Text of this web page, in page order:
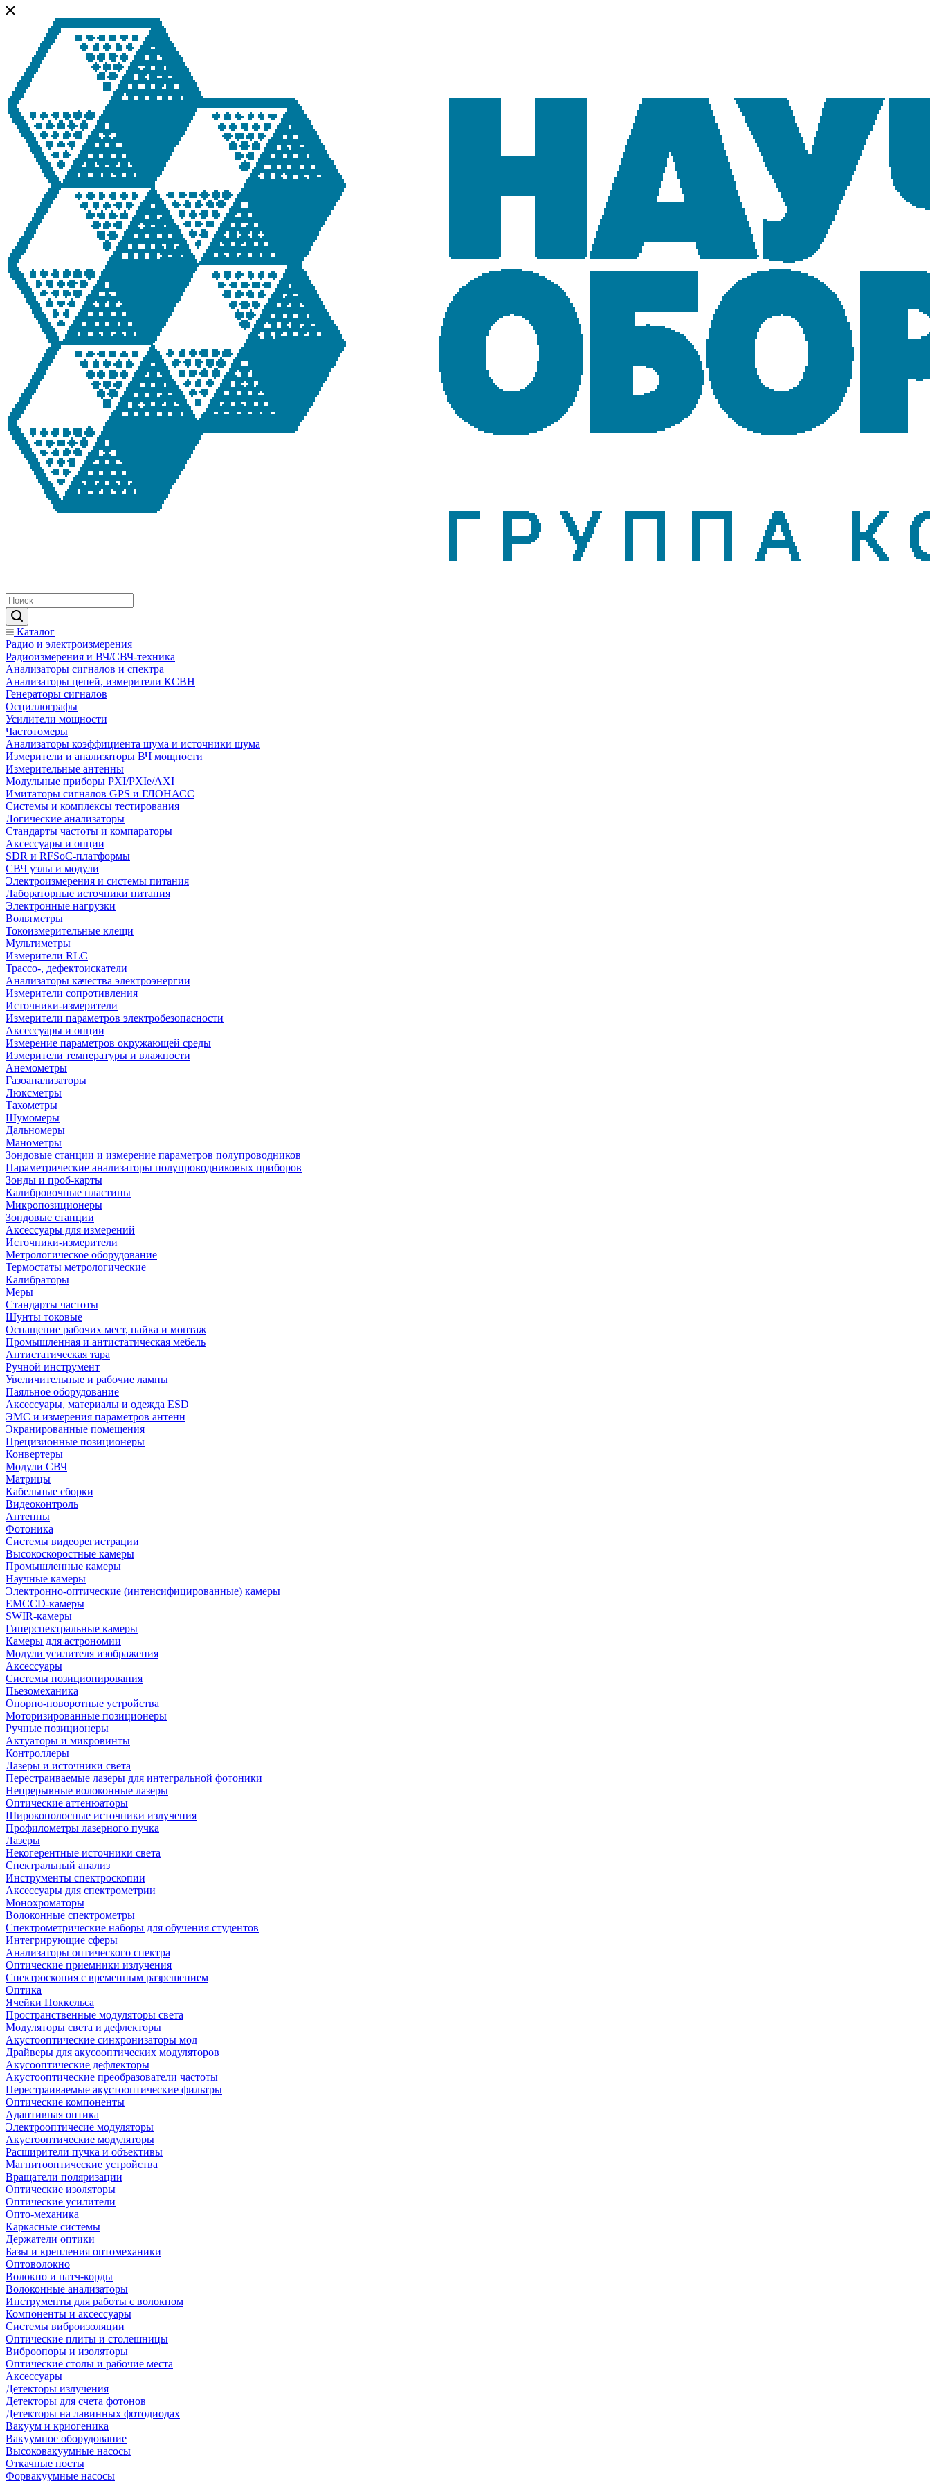
Каталог
Радио и электроизмерения
Радиоизмерения и ВЧ/СВЧ-техника
Анализаторы сигналов и спектра
Анализаторы цепей, измерители КСВН
Генераторы сигналов
Осциллографы
Усилители мощности
Частотомеры
Анализаторы коэффициента шума и источники шума
Измерители и анализаторы ВЧ мощности
Измерительные антенны
Модульные приборы PXI/PXIe/AXI
Имитаторы сигналов GPS и ГЛОНАСС
Системы и комплексы тестирования
Логические анализаторы
Стандарты частоты и компараторы
Аксессуары и опции
SDR и RFSoC‑платформы
СВЧ узлы и модули
Электроизмерения и системы питания
Лабораторные источники питания
Электронные нагрузки
Вольтметры
Токоизмерительные клещи
Мультиметры
Измерители RLC
Трассо-, дефектоискатели
Анализаторы качества электроэнергии
Измерители сопротивления
Источники-измерители
Измерители параметров электробезопасности
Аксессуары и опции
Измерение параметров окружающей среды
Измерители температуры и влажности
Анемометры
Газоанализаторы
Люксметры
Тахометры
Шумомеры
Дальномеры
Манометры
Зондовые станции и измерение параметров полупроводников
Параметрические анализаторы полупроводниковых приборов
Зонды и проб-карты
Калибровочные пластины
Микропозиционеры
Зондовые станции
Аксессуары для измерений
Источники-измерители
Метрологическое оборудование
Термостаты метрологические
Калибраторы
Меры
Стандарты частоты
Шунты токовые
Оснащение рабочих мест, пайка и монтаж
Промышленная и антистатическая мебель
Антистатическая тара
Ручной инструмент
Увеличительные и рабочие лампы
Паяльное оборудование
Аксессуары, материалы и одежда ESD
ЭМС и измерения параметров антенн
Экранированные помещения
Прецизионные позиционеры
Конвертеры
Модули СВЧ
Матрицы
Кабельные сборки
Видеоконтроль
Антенны
Фотоника
Cистемы видеорегистрации
Высокоскоростные камеры
Промышленные камеры
Научные камеры
Электронно-оптические (интенсифицированные) камеры
EMCCD-камеры
SWIR-камеры
Гиперспектральные камеры
Камеры для астрономии
Модули усилителя изображения
Аксессуары
Системы позиционирования
Пьезомеханика
Опорно-поворотные устройства
Моторизированные позиционеры
Ручные позиционеры
Актуаторы и микровинты
Контроллеры
Лазеры и источники света
Перестраиваемые лазеры для интегральной фотоники
Непрерывные волоконные лазеры
Оптические аттенюаторы
Широкополосные источники излучения
Профилометры лазерного пучка
Лазеры
Некогерентные источники света
Спектральный анализ
Инструменты спектроскопии
Аксессуары для спектрометрии
Монохроматоры
Волоконные спектрометры
Спектрометрические наборы для обучения студентов
Интегрирующие сферы
Анализаторы оптического спектра
Оптические приемники излучения
Спектроскопия с временным разрешением
Оптика
Ячейки Поккельса
Пространственные модуляторы света
Модуляторы света и дефлекторы
Акустооптические синхронизаторы мод
Драйверы для акусооптических модуляторов
Акусооптические дефлекторы
Акустооптические преобразователи частоты
Перестраиваемые акустооптические фильтры
Оптические компоненты
Адаптивная оптика
Электрооптичесие модуляторы
Акустооптические модуляторы
Расширители пучка и объективы
Магнитооптические устройства
Вращатели поляризации
Оптические изоляторы
Оптические усилители
Опто-механика
Каркасные системы
Держатели оптики
Базы и крепления оптомеханики
Оптоволокно
Волокно и патч-корды
Волоконные анализаторы
Инструменты для работы с волокном
Компоненты и аксессуары
Системы виброизоляции
Оптические плиты и столешницы
Виброопоры и изоляторы
Оптические столы и рабочие места
Аксессуары
Детекторы излучения
Детекторы для счета фотонов
Детекторы на лавинных фотодиодах
Вакуум и криогеника
Вакуумное оборудование
Высоковакуумные насосы
Откачные посты
Форвакуумные насосы